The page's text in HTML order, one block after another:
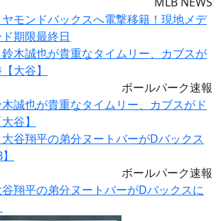
モンドバックスへ電撃移籍！現地メデ
期限最終日
ボールパーク速報
木誠也が貴重なタイムリー、カブスがド
谷】
ボールパーク速報
谷翔平の弟分ヌートバーがDバックスに